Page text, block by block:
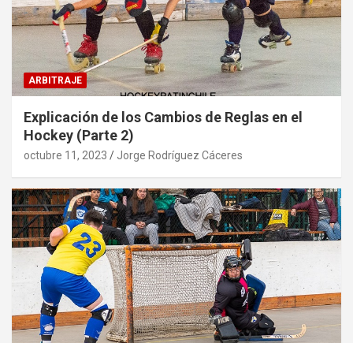
ARBITRAJE
Explicación de los Cambios de Reglas en el
Hockey (Parte 2)
octubre 11, 2023 Jorge Rodríguez Cáceres